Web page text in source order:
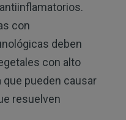
con
deben
con alto
pueden causar
resuelven